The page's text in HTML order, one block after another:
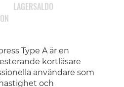
Type A är en
kortläsare
användare som
och
LAGERSALDO